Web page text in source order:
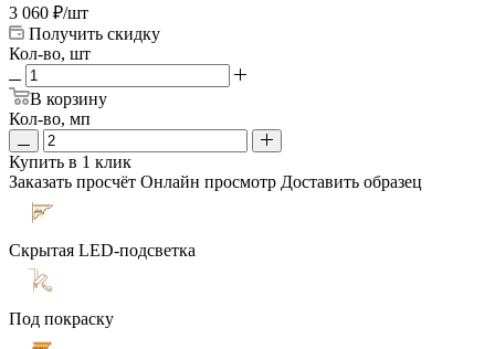
3 060 ₽/шт
Получить скидку
Кол-во, шт
В корзину
Кол-во, мп
Купить в 1 клик
Заказать просчёт Онлайн просмотр Доставить образец
Скрытая LED-подсветка
Под покраску